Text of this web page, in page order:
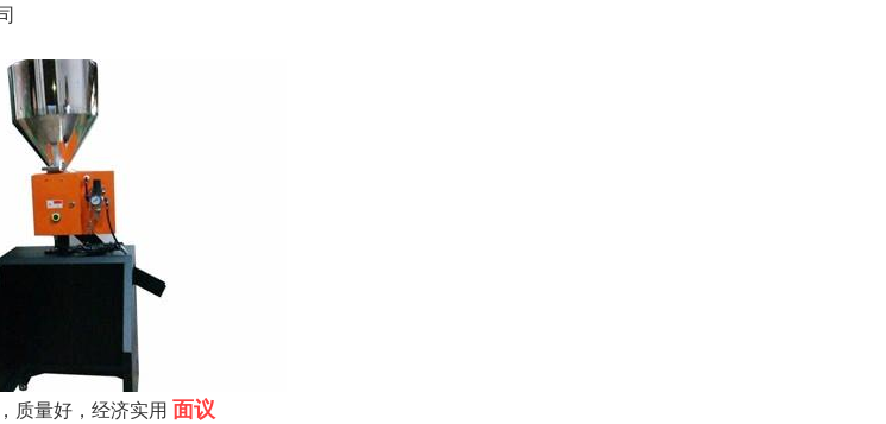
质量好，经济实用 面议